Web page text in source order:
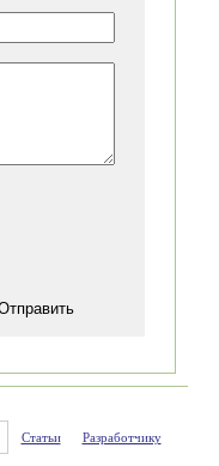
Статьи Разработчику